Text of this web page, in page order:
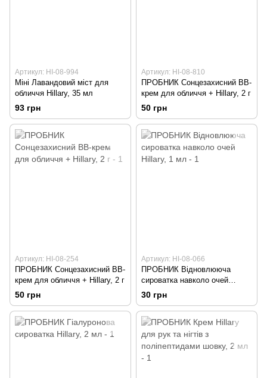
Артикул: HI-08-994
Міні Лавандовий міст для
обличчя Hillary, 35 мл
93 грн
Артикул: HI-08-810
ПРОБНИК Сонцезахисний BB-
крем для обличчя + Hillary, 2 г
50 грн
Артикул: HI-08-254
ПРОБНИК Сонцезахисний BB-
крем для обличчя + Hillary, 2 г
50 грн
Артикул: HI-08-066
ПРОБНИК Відновлююча
сироватка навколо очей
Hillary, 1 мл
30 грн